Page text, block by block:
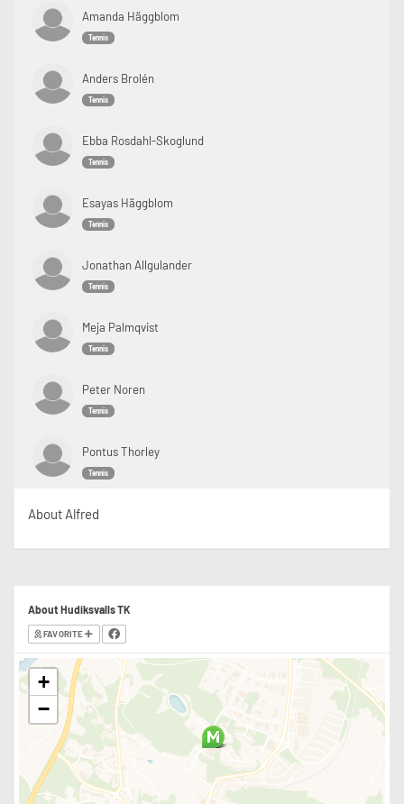
Amanda Häggblom
Tennis
Anders Brolén
Tennis
Ebba Rosdahl-Skoglund
Tennis
Esayas Häggblom
Tennis
Jonathan Allgulander
Tennis
Meja Palmqvist
Tennis
Peter Noren
Tennis
Pontus Thorley
Tennis
About Alfred
About Hudiksvalls TK
FAVORITE
+
−